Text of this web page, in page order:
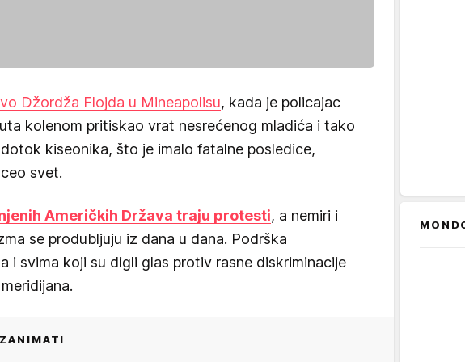
Džordža Flojda u Mineapolisu, kada je policajac
kolenom pritiskao vrat nesrećenog mladića i tako
kiseonika, što je imalo fatalne posledice,
svet.
Američkih Država traju protesti, a nemiri i
se produbljuju iz dana u dana. Podrška
i svima koji su digli glas protiv rasne diskriminacije